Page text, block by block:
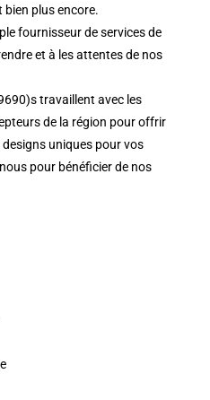
bien plus encore.
fournisseur de services de
et à les attentes de nos
travaillent avec les
de la région pour offrir
uniques pour vos
pour bénéficier de nos